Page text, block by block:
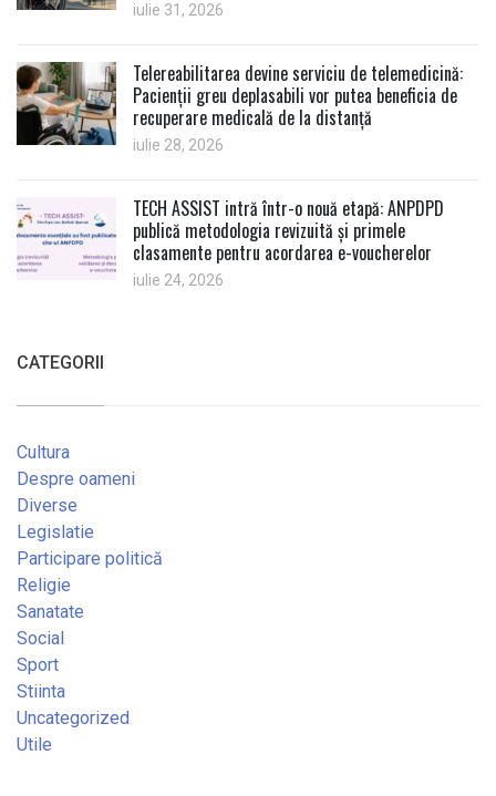
iulie 31, 2026
Telereabilitarea devine serviciu de telemedicină:
Pacienții greu deplasabili vor putea beneficia de
recuperare medicală de la distanță
iulie 28, 2026
TECH ASSIST intră într-o nouă etapă: ANPDPD
publică metodologia revizuită și primele
clasamente pentru acordarea e-voucherelor
iulie 24, 2026
CATEGORII
Cultura
Despre oameni
Diverse
Legislatie
Participare politică
Religie
Sanatate
Social
Sport
Stiinta
Uncategorized
Utile